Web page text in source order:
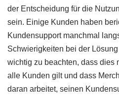
der Entscheidung für die
sein. Einige Kunden haben
Kundensupport manchmal
Schwierigkeiten bei der
wichtig zu beachten, dass dies
alle Kunden gilt und dass
daran arbeitet, seinen